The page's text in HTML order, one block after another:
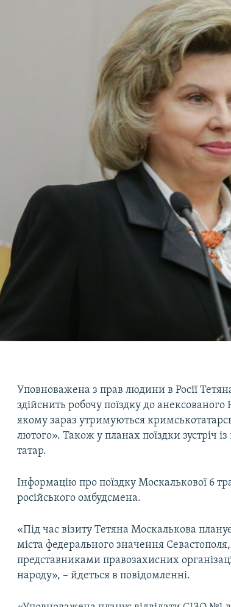
Уповноважена з прав людини в Росії
здійснить робочу поїздку до
якому зараз утримуються
лютого». Також у планах поїздки зустріч
татар.
Інформацію про поїздку Москалькової 6
російського омбудсмена.
«Під час візиту Тетяна Москалькова
міста федерального значення
представниками правозахисних
народу», – йдеться в повідомленні.